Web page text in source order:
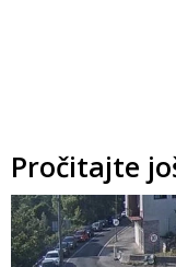
Pročitajte